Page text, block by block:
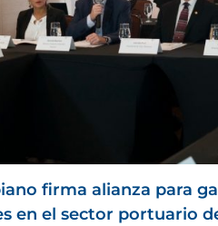
firma alianza para
en el sector portuario